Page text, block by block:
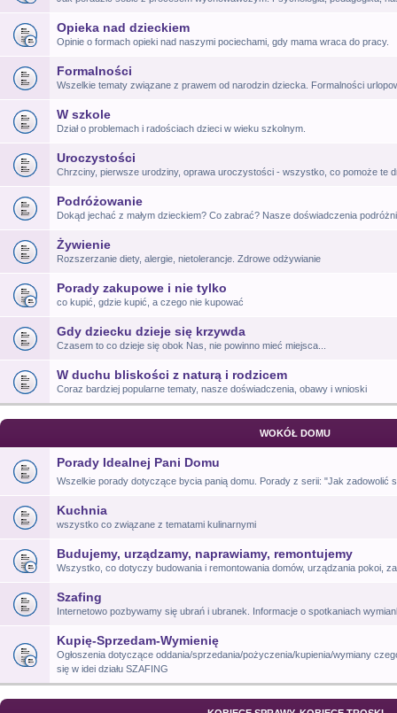
Opieka nad dzieckiem
Opinie o formach opieki nad naszymi pociechami, gdy mama wraca do pracy.
Formalności
Wszelkie tematy związane z prawem od narodzin dziecka. Formalności
W szkole
Dział o problemach i radościach dzieci w wieku szkolnym.
Uroczystości
Chrzciny, pierwsze urodziny, oprawa uroczystości - wszystko, co pomoże te
Podróżowanie
Dokąd jechać z małym dzieckiem? Co zabrać? Nasze doświadczenia
Żywienie
Rozszerzanie diety, alergie, nietolerancje. Zdrowe odżywianie
Porady zakupowe i nie tylko
co kupić, gdzie kupić, a czego nie kupować
Gdy dziecku dzieje się krzywda
Czasem to co dzieje się obok Nas, nie powinno mieć miejsca...
W duchu bliskości z naturą i rodzicem
Coraz bardziej popularne tematy, nasze doświadczenia, obawy i wnioski
WOKÓŁ DOMU
Porady Idealnej Pani Domu
Wszelkie porady dotyczące bycia panią domu. Porady z serii: "Jak zadowolić
Kuchnia
wszystko co związane z tematami kulinarnymi
Budujemy, urządzamy, naprawiamy, remontujemy
Wszystko, co dotyczy budowania i remontowania domów, urządzania pokoi,
Szafing
Internetowo pozbywamy się ubrań i ubranek. Informacje o spotkaniach
Kupię-Sprzedam-Wymienię
Ogłoszenia dotyczące oddania/sprzedania/pożyczenia/kupienia/wymiany
się w idei działu SZAFING